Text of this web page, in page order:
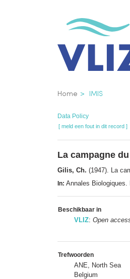
Home IMIS
Data Policy
[ meld een fout in dit record ]
La campagne
Gilis, Ch. (1947). La
In: Annales Biologiques.
Beschikbaar in
VLIZ: Open
Trefwoorden
ANE, North Sea
Belgium